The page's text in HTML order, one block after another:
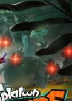
cada
juego
para
de la mano.
capacidad